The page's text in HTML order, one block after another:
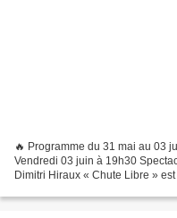
🔥 Programme du 31 mai au 03
Vendredi 03 juin à 19h30
Dimitri Hiraux « Chute Libre »